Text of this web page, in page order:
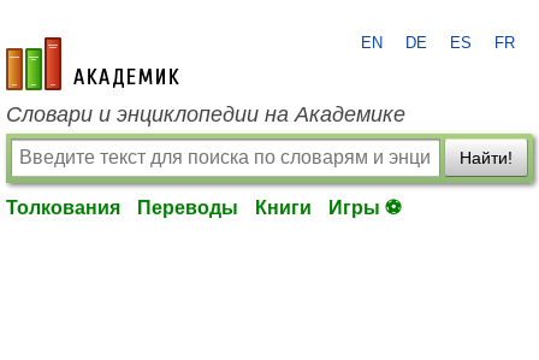
academic.ru
EN DE ES FR
Словари и энциклопедии на Академике
Найти!
Толкования Переводы Книги Игры ⚽